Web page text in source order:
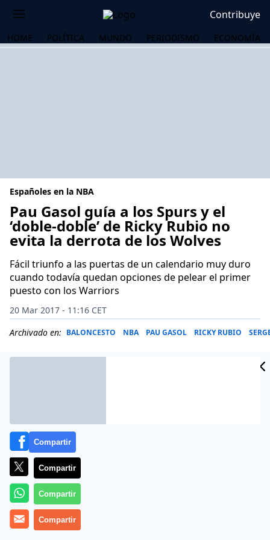
Contribuye
HOME POLÍTICA MUNDO PERIODISMO ECONOMÍA
Españoles en la NBA
Pau Gasol guía a los Spurs y el
‘doble-doble’ de Ricky Rubio no
evita la derrota de los Wolves
Fácil triunfo a las puertas de un calendario muy duro
cuando todavía quedan opciones de pelear el primer
puesto con los Warriors
20 Mar 2017 - 11:16 CET
Archivado en: BALONCESTO NBA PAU GASOL RICKY RUBIO
El pívot Pau Gasol lideró esta madrugada, con 22
Compartir
Compartir
Compartir
Compartir